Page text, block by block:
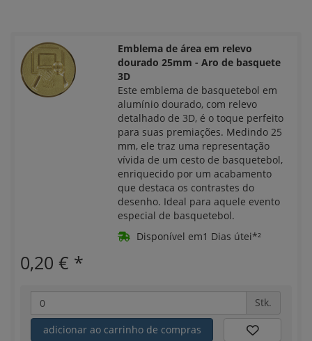
Emblema de área em relevo
dourado 25mm - Aro de basquete
3D
Este emblema de basquetebol em
alumínio dourado, com relevo
detalhado de 3D, é o toque perfeito
para suas premiações. Medindo 25
mm, ele traz uma representação
vívida de um cesto de basquetebol,
enriquecido por um acabamento
que destaca os contrastes do
desenho. Ideal para aquele evento
especial de basquetebol.
Disponível em1 Dias útei*²
0,20 € *
Stk.
adicionar ao carrinho de compras